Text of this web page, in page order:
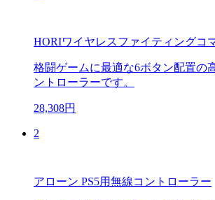
HORIワイヤレスファイティングコ
格闘ゲームに最適な6ボタン配置の
ントローラーです。
28,308円
2
アローン PS5用無線コントローラー